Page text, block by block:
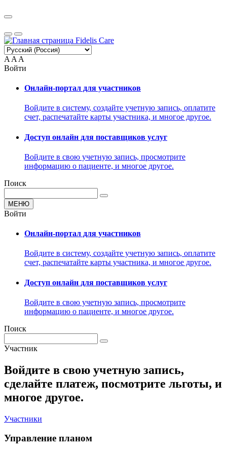
A A A
Войти
Онлайн-портал для участников
Войдите в систему, создайте учетную запись, оплатите
счет, распечатайте карты участника, и многое другое.
Доступ онлайн для поставщиков услуг
Войдите в свою учетную запись, просмотрите
информацию о пациенте, и многое другое.
Поиск
МЕНЮ
Войти
Онлайн-портал для участников
Войдите в систему, создайте учетную запись, оплатите
счет, распечатайте карты участника, и многое другое.
Доступ онлайн для поставщиков услуг
Войдите в свою учетную запись, просмотрите
информацию о пациенте, и многое другое.
Поиск
Участник
Войдите в свою учетную запись,
сделайте платеж, посмотрите льготы, и
многое другое.
Участники
Управление планом